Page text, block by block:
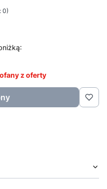
0)
z oferty